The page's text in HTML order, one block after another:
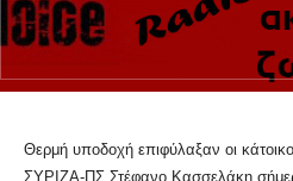
Θερμή υποδοχή επιφύλαξαν οι
ΣΥΡΙΖΑ-ΠΣ Στέφανο Κασσελάκη